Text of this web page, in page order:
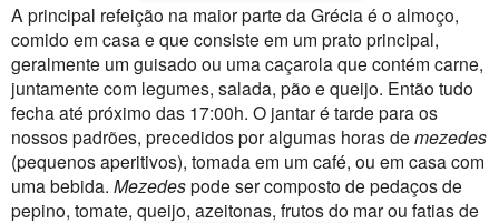
A principal refeição na maior parte da Grécia é o almoço,
comido em casa e que consiste em um prato principal,
geralmente um guisado ou uma caçarola que contém carne,
juntamente com legumes, salada, pão e queijo. Então tudo
fecha até próximo das 17:00h. O jantar é tarde para os
nossos padrões, precedidos por algumas horas de mezedes
(pequenos aperitivos), tomada em um café, ou em casa com
uma bebida. Mezedespode ser composto de pedaços de
pepino, tomate, queijo, azeitonas, frutos do mar ou fatias de